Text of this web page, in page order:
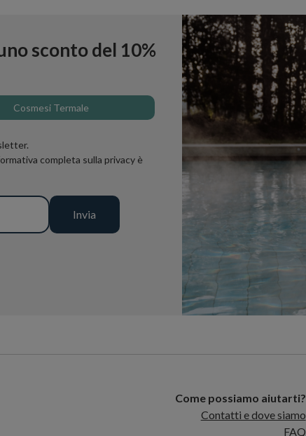
sconto del 10%
Cosmesi Termale
completa sulla privacy è
Come possiamo aiutarti?
Contatti e dove siamo
FAQ